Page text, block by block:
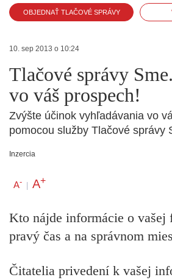
OBJEDNAŤ TLAČOVÉ SPRÁVY
10. sep 2013 o 10:24
Tlačové správy
vo váš prospech!
Zvýšte účinok vyhľadávania vo
pomocou služby Tlačové správy
Inzercia
A- | A+
Kto nájde informácie o vašej
pravý čas a na správnom
Čitatelia privedení k vašej